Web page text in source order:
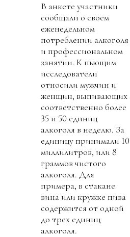
В анкете участники
сообщали о своем
еженедельном
потреблении алкоголя
и профессиональном
занятии. К пьющим
исследователи
относили мужчин и
женщин, выпивающих
соответственно более
35 и 50 единиц
алкоголя в неделю. За
единицу принимали 10
миллилитров, или 8
граммов чистого
алкоголя. Для
примера, в стакане
вина или кружке пива
содержится от одной
до трех единиц
алкоголя.